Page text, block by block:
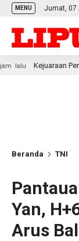
MENU Jumat, 07
Pencak Silat
Beranda TNI
Yan,
Arus